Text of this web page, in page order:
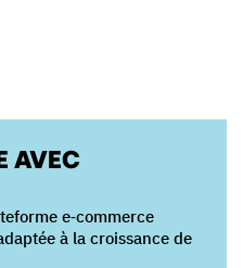
AVEC
e‑commerce
à la croissance de